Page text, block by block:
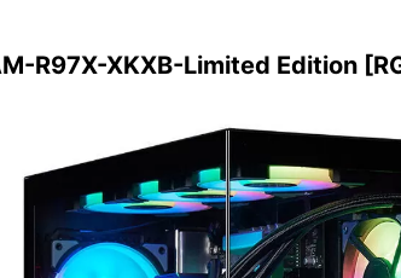
R97X-XKXB-Limited Edition